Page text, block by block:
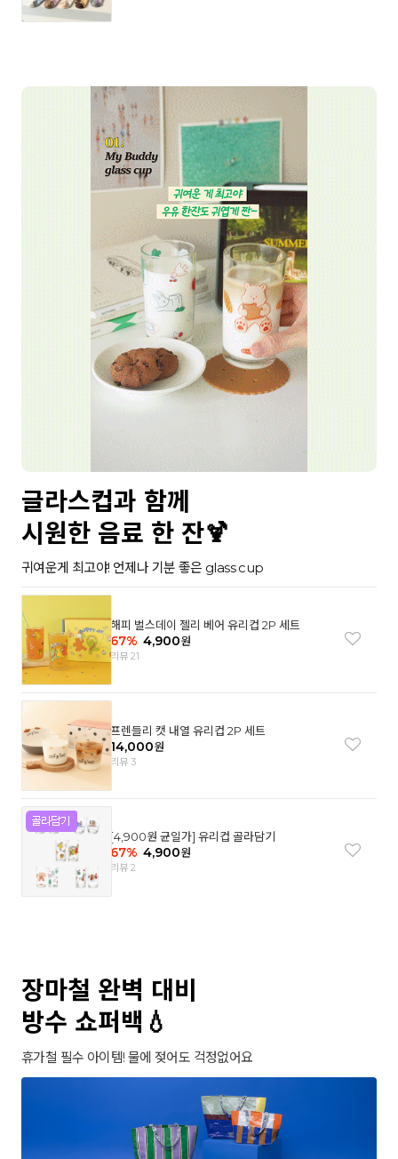
글라스컵과 함께
시원한 음료 한 잔🍹
귀여운게 최고야! 언제나 기분 좋은 glass cup
해피 벌스데이 젤리 베어 유리컵 2P 세트
67% 4,900원
리뷰 21
프렌들리 캣 내열 유리컵 2P 세트
14,000원
리뷰 3
[4,900원 균일가] 유리컵 골라담기
67% 4,900원
리뷰 2
장마철 완벽 대비
방수 쇼퍼백💧
휴가철 필수 아이템! 물에 젖어도 걱정없어요